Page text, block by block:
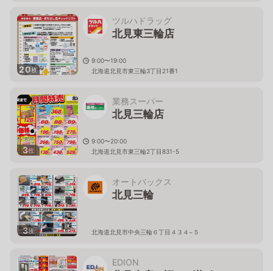
20枚
ツルハドラッグ
北見東三輪店
9:00〜19:00
北海道北見市東三輪3丁目21番1
3枚
業務スーパー
北見三輪店
9:00〜20:00
北海道北見市東三輪2丁目831-5
3枚
オートバックス
北見三輪
北海道北見市中央三輪６丁目４３４−５
EDION